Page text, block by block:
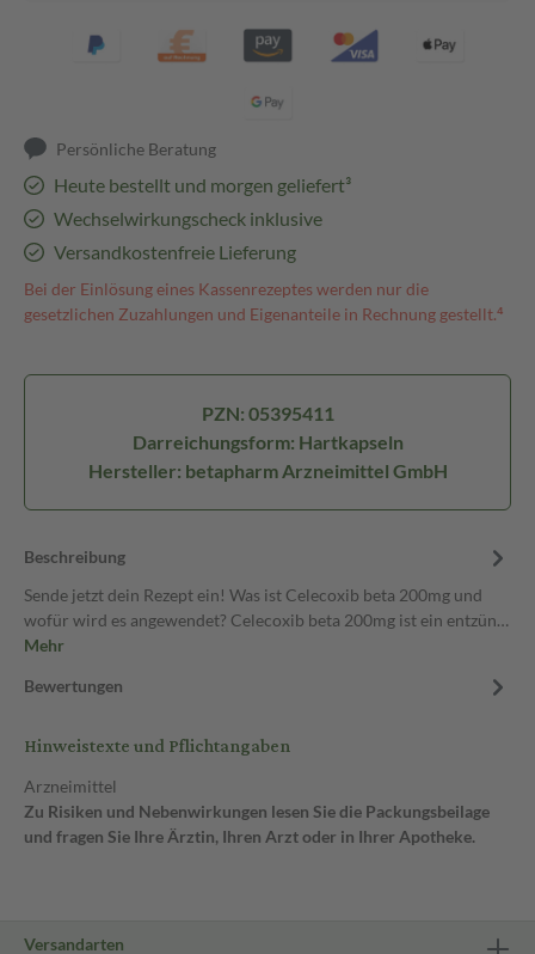
Persönliche Beratung
Heute bestellt und morgen geliefert³
Wechselwirkungscheck inklusive
Versandkostenfreie Lieferung
Bei der Einlösung eines Kassenrezeptes werden nur die
gesetzlichen Zuzahlungen und Eigenanteile in Rechnung gestellt.⁴
PZN: 05395411
Darreichungsform: Hartkapseln
Hersteller: betapharm Arzneimittel GmbH
Beschreibung
Sende jetzt dein Rezept ein! Was ist Celecoxib beta 200mg und
wofür wird es angewendet? Celecoxib beta 200mg ist ein entzün…
Mehr
Bewertungen
Hinweistexte und Pflichtangaben
Arzneimittel
Zu Risiken und Nebenwirkungen lesen Sie die Packungsbeilage
und fragen Sie Ihre Ärztin, Ihren Arzt oder in Ihrer Apotheke.
Versandarten